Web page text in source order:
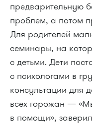
предварительную
проблем, а потом
Для родителей
семинары, на
с детьми. Дети
с психологами в
консультации для
всех горожан —
в помощи»,